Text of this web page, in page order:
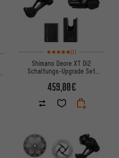
Bewertungen: 5 von 5
(1)
Shimano Deore XT Di2
Schaltungs-Upgrade Set
459,00€